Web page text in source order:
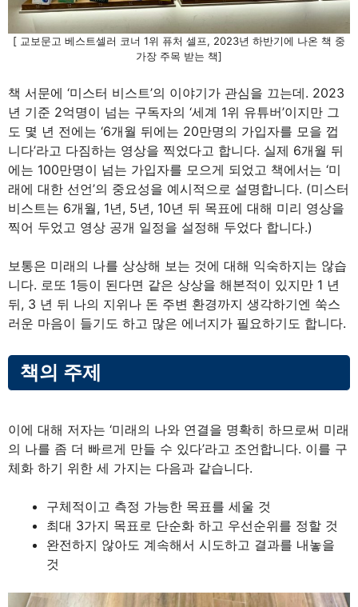
[ 교보문고 베스트셀러 코너 1위 퓨처 셀프, 2023년 하반기에 나온 책 중
가장 주목 받는 책]
책 서문에 ‘미스터 비스트’의 이야기가 관심을 끄는데. 2023
년 기준 2억명이 넘는 구독자의 ‘세계 1위 유튜버’이지만 그
도 몇 년 전에는 ‘6개월 뒤에는 20만명의 가입자를 모을 껍
니다’라고 다짐하는 영상을 찍었다고 합니다. 실제 6개월 뒤
에는 100만명이 넘는 가입자를 모으게 되었고 책에서는 ‘미
래에 대한 선언’의 중요성을 예시적으로 설명합니다. (미스터
비스트는 6개월, 1년, 5년, 10년 뒤 목표에 대해 미리 영상을
찍어 두었고 영상 공개 일정을 설정해 두었다 합니다.)
보통은 미래의 나를 상상해 보는 것에 대해 익숙하지는 않습
니다. 로또 1등이 된다면 같은 상상을 해본적이 있지만 1 년
뒤, 3 년 뒤 나의 지위나 돈 주변 환경까지 생각하기엔 쑥스
러운 마음이 들기도 하고 많은 에너지가 필요하기도 합니다.
책의 주제
이에 대해 저자는 ‘미래의 나와 연결을 명확히 하므로써 미래
의 나를 좀 더 빠르게 만들 수 있다’라고 조언합니다. 이를 구
체화 하기 위한 세 가지는 다음과 같습니다.
구체적이고 측정 가능한 목표를 세울 것
최대 3가지 목표로 단순화 하고 우선순위를 정할 것
완전하지 않아도 계속해서 시도하고 결과를 내놓을
것